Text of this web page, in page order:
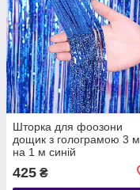
Шторка для фоозони
дощик з голограмою 3 м
на 1 м синій
425 ₴